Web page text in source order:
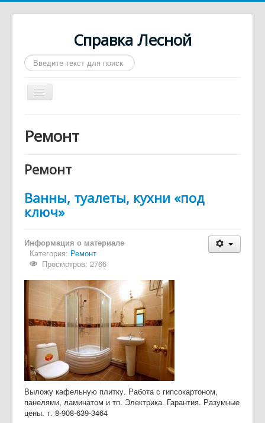
Справка Лесной
Искать...
Включить/
выключить
О нас
Афиша
Автобусы
Требуются
Дайджест СМИ
Объявления
Ремонт
Ремонт
Ванны, туалеты, кухни «под
ключ»
Информация о материале
Категория: Ремонт
Просмотров: 2766
Выложу кафельную плитку. Работа с гипсокартоном,
панелями, ламинатом и тп. Электрика. Гарантия. Разумные
цены. т. 8-908-639-3464